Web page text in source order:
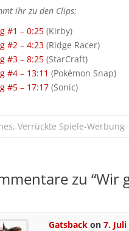
ihr zu den Clips:
#1 – 0:25 (Kirby)
#2 – 4:23 (Ridge Racer)
#3 – 8:25 (StarCraft)
#4 – 13:11 (Pokémon Snap)
#5 – 17:17 (Sonic)
, Verrückte Spiele-Werbung
zu “Wir
Gatsback on 7. Juli